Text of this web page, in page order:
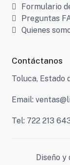
Formulario
Preguntas
Quienes
Contáctanos
Toluca, Estado
Email:
Tel: 722 213
Diseño